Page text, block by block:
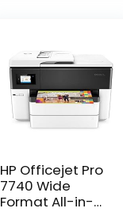
HP Officejet Pro
7740 Wide
Format All-in-